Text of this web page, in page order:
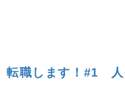
転職します！#1 人